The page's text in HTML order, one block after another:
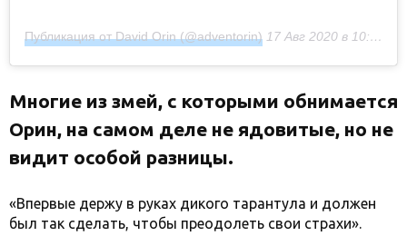
Публикация от David Orin (@adventorin) 17 Авг 2020 в 10:31 PDT
Многие из змей, с которыми обнимается
Орин, на самом деле не ядовитые, но не
видит особой разницы.
«Впервые держу в руках дикого тарантула и должен
был так сделать, чтобы преодолеть свои страхи».